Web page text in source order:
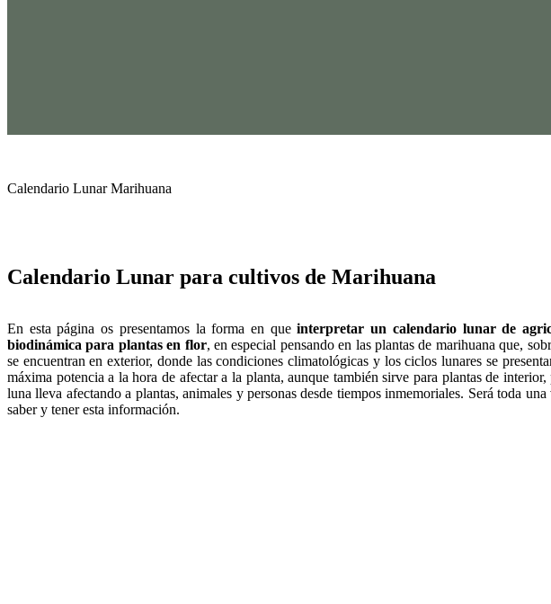
Calendario Lunar Marihuana
Calendario Lunar para cultivos de Marihuana
En esta página os presentamos la forma en queinterpretar un calendario lunar de
biodinámica para plantas en flor, en especial pensando en las plantas de marihuana que,
se encuentran en exterior, donde las condiciones climatológicas y los ciclos lunares se
máxima potencia a la hora de afectar a la planta, aunque también sirve para plantas de interior,
luna lleva afectando a plantas, animales y personas desde tiempos inmemoriales. Será toda una
saber y tener esta información.